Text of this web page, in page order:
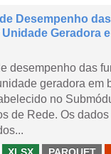
Desempenho
Geradora
desempenho das
geradora em
no
de Rede. Os dados